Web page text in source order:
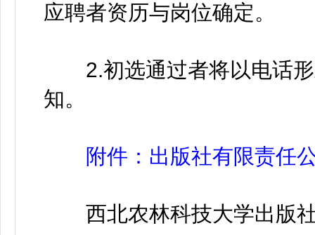
应聘者资历与岗位确定。
2.初选通过者将以电话形
知。
附件：出版社有限责任
西北农林科技大学出版社